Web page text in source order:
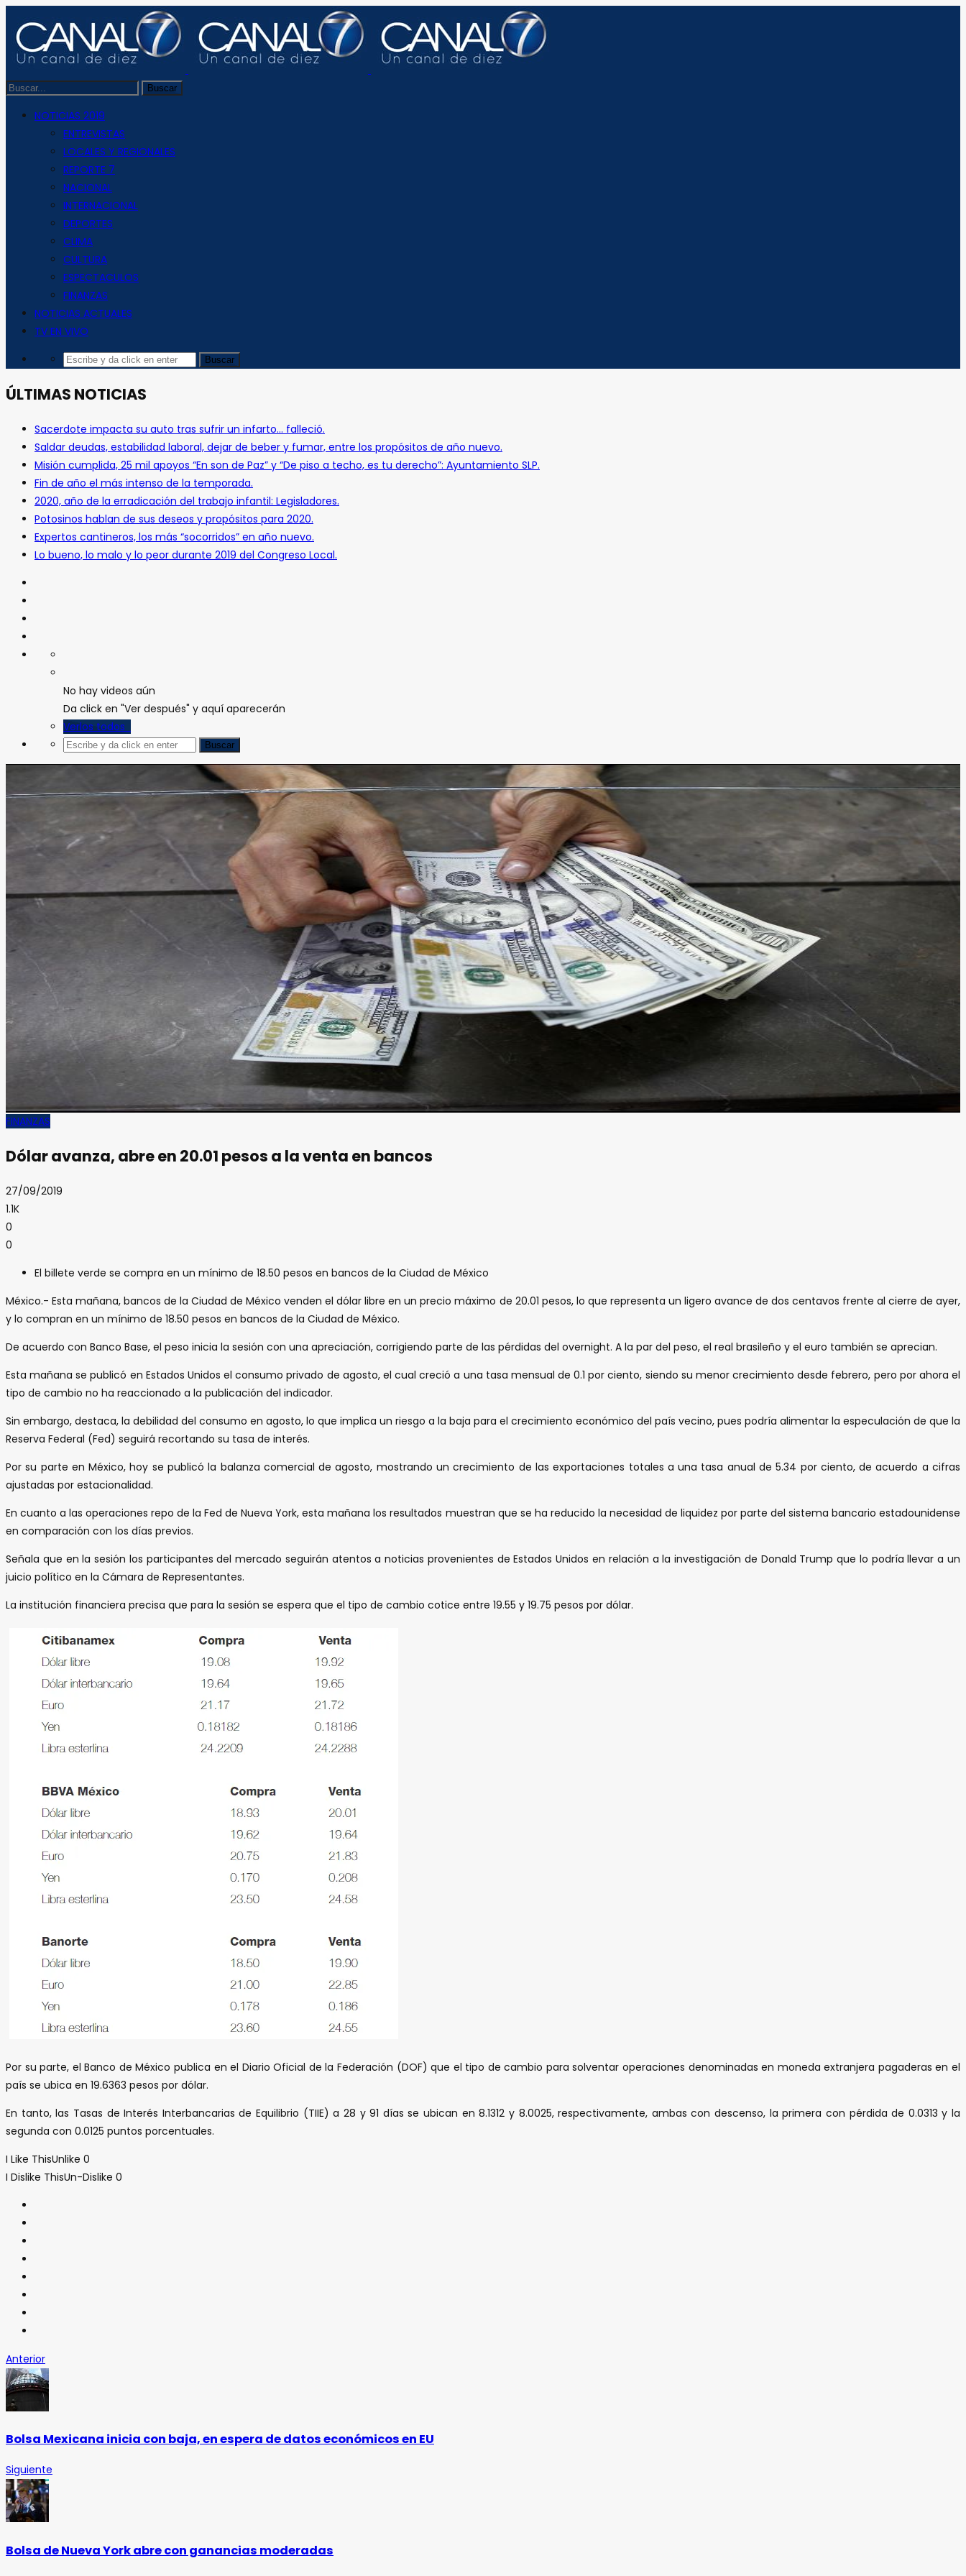
NOTICIAS 2019
ENTREVISTAS
LOCALES Y REGIONALES
REPORTE 7
NACIONAL
INTERNACIONAL
DEPORTES
CLIMA
CULTURA
ESPECTACULOS
FINANZAS
NOTICIAS ACTUALES
TV EN VIVO
ÚLTIMAS NOTICIAS
Sacerdote impacta su auto tras sufrir un infarto… falleció.
Saldar deudas, estabilidad laboral, dejar de beber y fumar, entre los propósitos de año nuevo.
Misión cumplida, 25 mil apoyos “En son de Paz” y “De piso a techo, es tu derecho”: Ayuntamiento SLP.
Fin de año el más intenso de la temporada.
2020, año de la erradicación del trabajo infantil: Legisladores.
Potosinos hablan de sus deseos y propósitos para 2020.
Expertos cantineros, los más “socorridos” en año nuevo.
Lo bueno, lo malo y lo peor durante 2019 del Congreso Local.
No hay videos aún
Da click en "Ver después" y aquí aparecerán
Verlos todos
FINANZAS
Dólar avanza, abre en 20.01 pesos a la venta en bancos
27/09/2019
1.1K
0
0
El billete verde se compra en un mínimo de 18.50 pesos en bancos de la Ciudad de México
México.- Esta mañana, bancos de la Ciudad de México venden el dólar libre en un precio máximo de 20.01 pesos, lo que representa un ligero avance de dos centavos frente al cierre de ayer,
y lo compran en un mínimo de 18.50 pesos en bancos de la Ciudad de México.
De acuerdo con Banco Base, el peso inicia la sesión con una apreciación, corrigiendo parte de las pérdidas del overnight. A la par del peso, el real brasileño y el euro también se aprecian.
Esta mañana se publicó en Estados Unidos el consumo privado de agosto, el cual creció a una tasa mensual de 0.1 por ciento, siendo su menor crecimiento desde febrero, pero por ahora el
tipo de cambio no ha reaccionado a la publicación del indicador.
Sin embargo, destaca, la debilidad del consumo en agosto, lo que implica un riesgo a la baja para el crecimiento económico del país vecino, pues podría alimentar la especulación de que la
Reserva Federal (Fed) seguirá recortando su tasa de interés.
Por su parte en México, hoy se publicó la balanza comercial de agosto, mostrando un crecimiento de las exportaciones totales a una tasa anual de 5.34 por ciento, de acuerdo a cifras
ajustadas por estacionalidad.
En cuanto a las operaciones repo de la Fed de Nueva York, esta mañana los resultados muestran que se ha reducido la necesidad de liquidez por parte del sistema bancario estadounidense
en comparación con los días previos.
Señala que en la sesión los participantes del mercado seguirán atentos a noticias provenientes de Estados Unidos en relación a la investigación de Donald Trump que lo podría llevar a un
juicio político en la Cámara de Representantes.
La institución financiera precisa que para la sesión se espera que el tipo de cambio cotice entre 19.55 y 19.75 pesos por dólar.
Por su parte, el Banco de México publica en el Diario Oficial de la Federación (DOF) que el tipo de cambio para solventar operaciones denominadas en moneda extranjera pagaderas en el
país se ubica en 19.6363 pesos por dólar.
En tanto, las Tasas de Interés Interbancarias de Equilibrio (TIIE) a 28 y 91 días se ubican en 8.1312 y 8.0025, respectivamente, ambas con descenso, la primera con pérdida de 0.0313 y la
segunda con 0.0125 puntos porcentuales.
I Like ThisUnlike 0
I Dislike ThisUn-Dislike 0
Anterior
Bolsa Mexicana inicia con baja, en espera de datos económicos en EU
Siguiente
Bolsa de Nueva York abre con ganancias moderadas